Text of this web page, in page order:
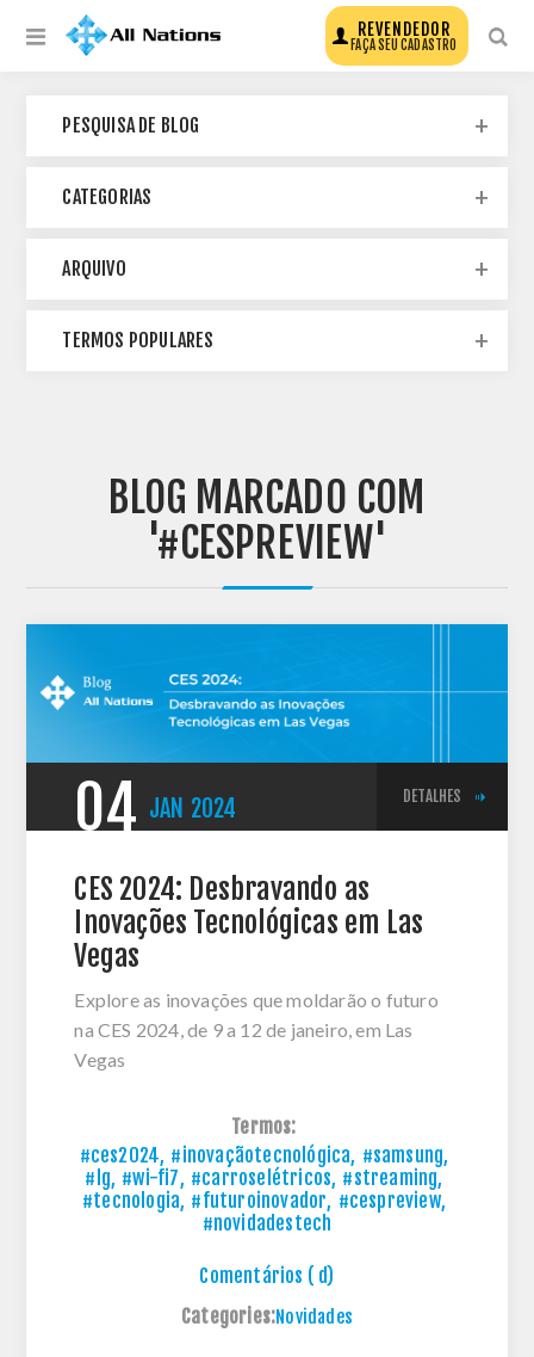
REVENDEDOR
FAÇA SEU CADASTRO
BLOG MARCADO COM
'#CESPREVIEW'
04 JAN 2024 DETALHES
CES 2024: Desbravando as
Inovações Tecnológicas em Las
Vegas
Explore as inovações que moldarão o futuro
na CES 2024, de 9 a 12 de janeiro, em Las
Vegas
Termos:
#ces2024, #inovaçãotecnológica, #samsung,
#lg, #wi-fi7, #carroselétricos, #streaming,
#tecnologia, #futuroinovador, #cespreview,
#novidadestech
Comentários ( d)
Categories:Novidades
PESQUISA DE BLOG
CATEGORIAS
ARQUIVO
TERMOS POPULARES